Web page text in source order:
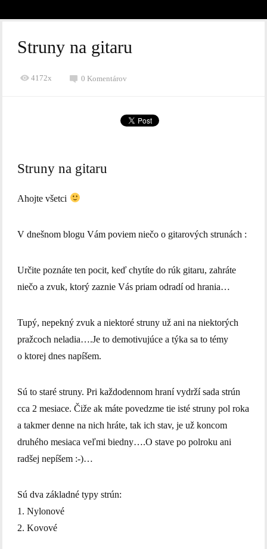
Struny na gitaru
4172x 0 Komentárov
Struny na gitaru
Ahojte všetci
V dnešnom blogu Vám poviem niečo o gitarových strunách :
Určite poznáte ten pocit, keď chytíte do rúk gitaru, zahráte
niečo a zvuk, ktorý zaznie Vás priam odradí od hrania…
Tupý, nepekný zvuk a niektoré struny už ani na niektorých
pražcoch neladia….Je to demotivujúce a týka sa to témy
o ktorej dnes napíšem.
Sú to staré struny. Pri každodennom hraní vydrží sada strún
cca 2 mesiace. Čiže ak máte povedzme tie isté struny pol roka
a takmer denne na nich hráte, tak ich stav, je už koncom
druhého mesiaca veľmi biedny….O stave po polroku ani
radšej nepíšem :-)…
Sú dva základné typy strún:
1. Nylonové
2. Kovové